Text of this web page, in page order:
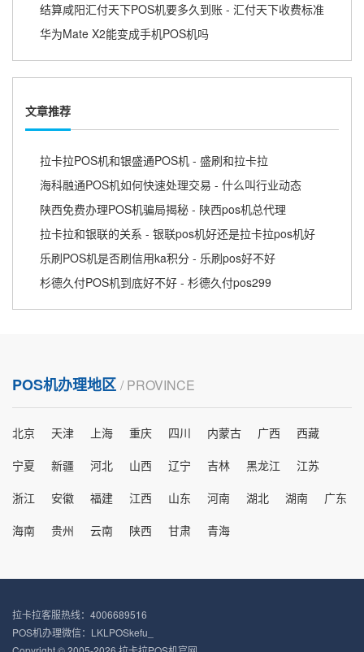
结算咸阳汇付天下POS机要多久到账 - 汇付天下收费标准
华为Mate X2能变成手机POS机吗
文章推荐
拉卡拉POS机和银盛通POS机 - 盛刷和拉卡拉
海科融通POS机如何快速处理交易 - 什么叫行业动态
陕西免费办理POS机骗局揭秘 - 陕西pos机总代理
拉卡拉和银联的关系 - 银联pos机好还是拉卡拉pos机好
乐刷POS机是否刷信用ka积分 - 乐刷pos好不好
杉德久付POS机到底好不好 - 杉德久付pos299
POS机办理地区 / PROVINCE
北京 天津 上海 重庆 四川 内蒙古 广西
西藏
宁夏
新疆 河北 山西 辽宁 吉林 黑龙江
江苏
浙江
安徽 福建 江西 山东 河南 湖北 湖南
广东
海南
贵州 云南 陕西 甘肃 青海
拉卡拉客服热线：4006689516
POS机办理微信：LKLPOSkefu_